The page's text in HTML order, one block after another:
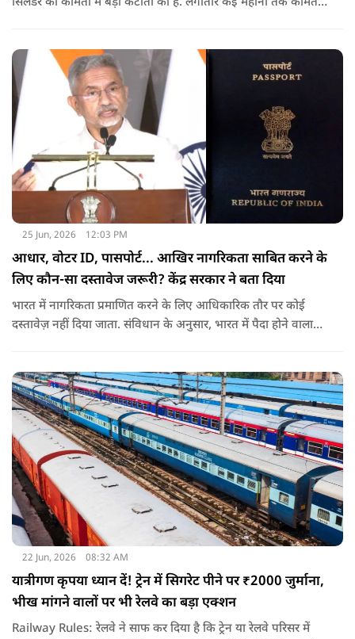
25 Jun, 2026 12:03 PM
आधार, वोटर ID, पासपोर्ट... आखिर नागरिकता साबित करने के
लिए कौन-सा दस्तावेज जरूरी? केंद्र सरकार ने बता दिया
भारत में नागरिकता प्रमाणित करने के लिए आधिकारिक तौर पर कोई
दस्तावेज़ नहीं दिया जाता. संविधान के अनुसार, भारत में पैदा होने वाला
22 Jun, 2026 08:32 AM
यात्रीगण कृपया ध्यान दें! ट्रेन में सिगरेट पीने पर ₹2000 जुर्माना,
भीख मांगने वालों पर भी रेलवे का बड़ा एक्शन
Railway Rules: रेलवे ने साफ कर दिया है कि ट्रेन या रेलवे परिसर में